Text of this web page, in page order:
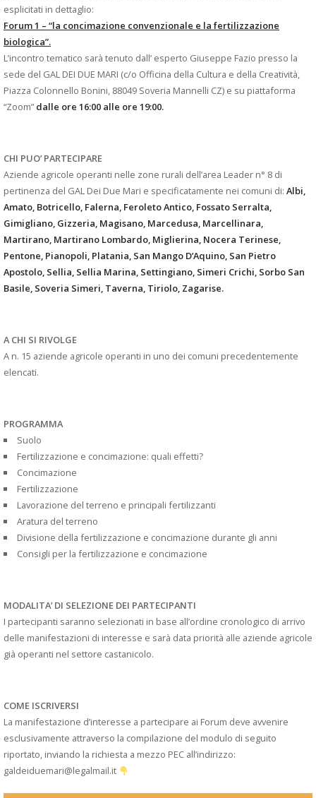
esplicitati in dettaglio:
Forum 1 – “la concimazione convenzionale e la fertilizzazione
biologica”.
L’incontro tematico sarà tenuto dall’ esperto Giuseppe Fazio presso la
sede del GAL DEI DUE MARI (c/o Officina della Cultura e della Creatività,
Piazza Colonnello Bonini, 88049 Soveria Mannelli CZ) e su piattaforma
“Zoom”dalle ore 16:00 alle ore 19:00.
CHI PUO’ PARTECIPARE
Aziende agricole operanti nelle zone rurali dell’area Leader n° 8 di
pertinenza del GAL Dei Due Mari e specificatamente nei comuni di: Albi,
Amato, Botricello, Falerna, Feroleto Antico, Fossato Serralta,
Gimigliano, Gizzeria, Magisano, Marcedusa, Marcellinara,
Martirano, Martirano Lombardo, Miglierina, Nocera Terinese,
Pentone, Pianopoli, Platania, San Mango D’Aquino, San Pietro
Apostolo, Sellia, Sellia Marina, Settingiano, Simeri Crichi, Sorbo San
Basile, Soveria Simeri, Taverna, Tiriolo, Zagarise.
A CHI SI RIVOLGE
A n. 15 aziende agricole operanti in uno dei comuni precedentemente
elencati.
PROGRAMMA
Suolo
Fertilizzazione e concimazione: quali effetti?
Concimazione
Fertilizzazione
Lavorazione del terreno e principali fertilizzanti
Aratura del terreno
Divisione della fertilizzazione e concimazione durante gli anni
Consigli per la fertilizzazione e concimazione
MODALITA’ DI SELEZIONE DEI PARTECIPANTI
I partecipanti saranno selezionati in base all’ordine cronologico di arrivo
delle manifestazioni di interesse e sarà data priorità alle aziende agricole
già operanti nel settore castanicolo.
COME ISCRIVERSI
La manifestazione d’interesse a partecipare ai Forum deve avvenire
esclusivamente attraverso la compilazione del modulo di seguito
riportato, inviando la richiesta a mezzo PEC all’indirizzo:
galdeiduemari@legalmail.it